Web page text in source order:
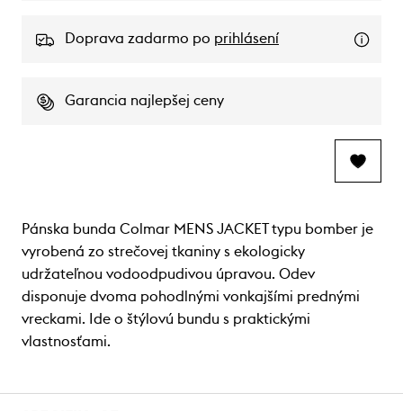
Doprava zadarmo po prihlásení
Garancia najlepšej ceny
Pánska bunda Colmar MENS JACKET typu bomber je
vyrobená zo strečovej tkaniny s ekologicky
udržateľnou vodoodpudivou úpravou. Odev
disponuje dvoma pohodlnými vonkajšími prednými
vreckami. Ide o štýlovú bundu s praktickými
vlastnosťami.